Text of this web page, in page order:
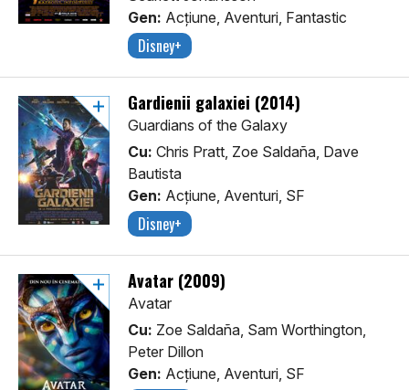
Gen: Acţiune, Aventuri, Fantastic
Disney+
Gardienii galaxiei (2014)
Guardians of the Galaxy
Cu: Chris Pratt, Zoe Saldaña, Dave
Bautista
Gen: Acţiune, Aventuri, SF
Disney+
Avatar (2009)
Avatar
Cu: Zoe Saldaña, Sam Worthington,
Peter Dillon
Gen: Acţiune, Aventuri, SF